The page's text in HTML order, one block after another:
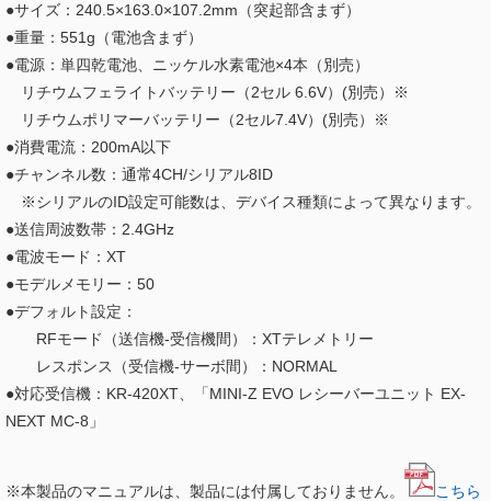
●サイズ：240.5×163.0×107.2mm（突起部含まず）
●重量：551g（電池含まず）
●電源：単四乾電池、ニッケル水素電池×4本（別売）
リチウムフェライトバッテリー（2セル 6.6V）(別売）※
リチウムポリマーバッテリー（2セル7.4V）(別売）※
●消費電流：200mA以下
●チャンネル数：通常4CH/シリアル8ID
※シリアルのID設定可能数は、デバイス種類によって異なります。
●送信周波数帯：2.4GHz
●電波モード：XT
●モデルメモリー：50
●デフォルト設定：
RFモード（送信機-受信機間）：XTテレメトリー
レスポンス（受信機-サーボ間）：NORMAL
●対応受信機：KR-420XT、「MINI-Z EVO レシーバーユニット EX-
NEXT MC-8」
※本製品のマニュアルは、製品には付属しておりません。
こちら